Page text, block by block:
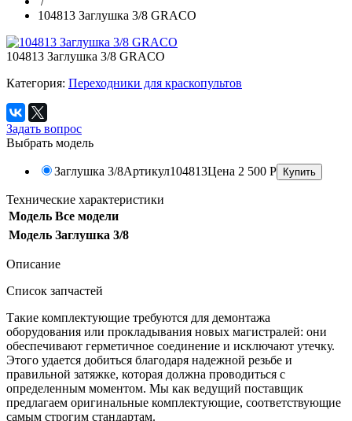
104813 Заглушка 3/8 GRACO
104813 Заглушка 3/8 GRACO
Категория: Переходники для краскопультов
Задать вопрос
Выбрать модель
Заглушка 3/8Артикул104813Цена 2 500 Р
Технические характеристики
Модель Все модели
Модель Заглушка 3/8
Описание
Список запчастей
Такие комплектующие требуются для демонтажа
оборудования или прокладывания новых магистралей: они
обеспечивают герметичное соединение и исключают утечку.
Этого удается добиться благодаря надежной резьбе и
правильной затяжке, которая должна проводиться с
определенным моментом. Мы как ведущий поставщик
предлагаем оригинальные комплектующие, соответствующие
самым строгим стандартам.